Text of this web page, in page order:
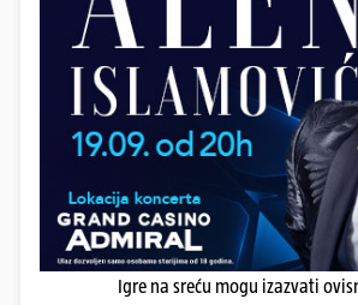
Igre na sreću mogu izazvati